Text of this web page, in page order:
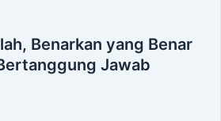
Benarkan yang Benar
Jawab